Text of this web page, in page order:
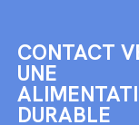
CONTACT
UNE
DURABLE